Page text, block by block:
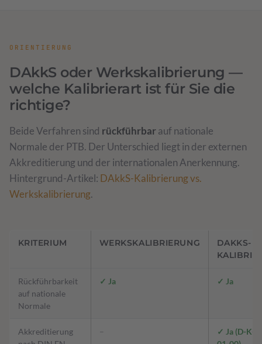
ORIENTIERUNG
DAkkS oder Werkskalibrierung —
welche Kalibrierart ist für Sie die
richtige?
Beide Verfahren sind rückführbarauf nationale
Normale der PTB. Der Unterschied liegt in der externen
Akkreditierung und der internationalen Anerkennung.
Hintergrund-Artikel: DAkkS-Kalibrierung vs.
Werkskalibrierung.
KRITERIUM WERKSKALIBRIERUNG
DAKKS-
Rückführbarkeit
auf nationale
Normale
✓ Ja ✓ Ja
Akkreditierung
–
✓ Ja (D-K-